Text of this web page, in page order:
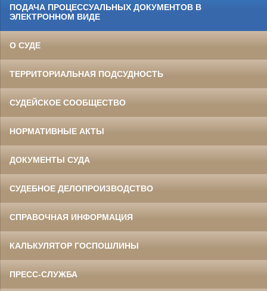
ПОДАЧА ПРОЦЕССУАЛЬНЫХ ДОКУМЕНТОВ В
ЭЛЕКТРОННОМ ВИДЕ
О СУДЕ
ТЕРРИТОРИАЛЬНАЯ ПОДСУДНОСТЬ
СУДЕЙСКОЕ СООБЩЕСТВО
НОРМАТИВНЫЕ АКТЫ
ДОКУМЕНТЫ СУДА
СУДЕБНОЕ ДЕЛОПРОИЗВОДСТВО
СПРАВОЧНАЯ ИНФОРМАЦИЯ
КАЛЬКУЛЯТОР ГОСПОШЛИНЫ
ПРЕСС-СЛУЖБА